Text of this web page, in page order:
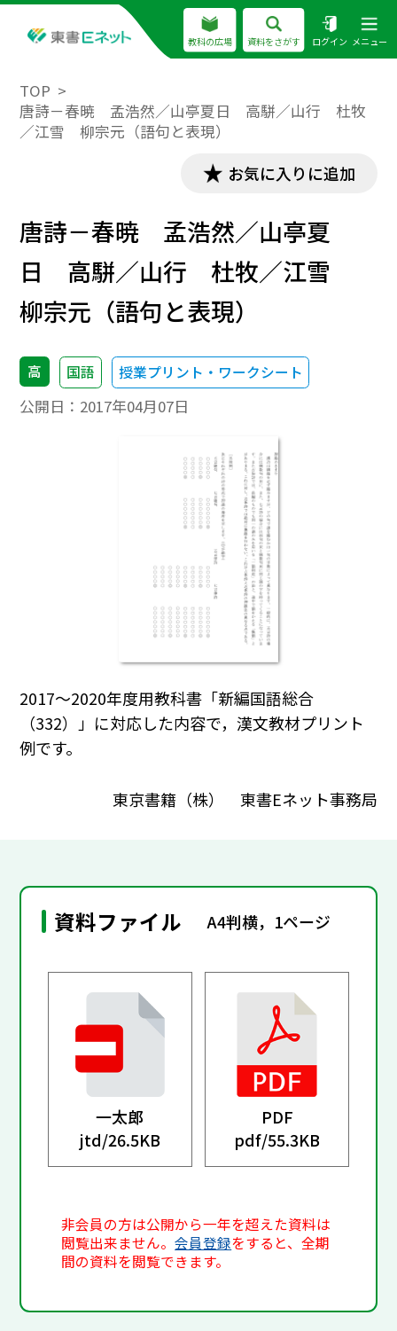
教科の広場 資料をさがす ログイン メニュー
TOP
唐詩－春暁 孟浩然／山亭夏日 高駢／山行 杜牧
／江雪 柳宗元（語句と表現）
お気に入りに追加
唐詩－春暁 孟浩然／山亭夏
日 高駢／山行 杜牧／江雪
柳宗元（語句と表現）
高 国語 授業プリント・ワークシート
公開日： 2017年04月07日
2017～2020年度用教科書「新編国語総合
（332）」に対応した内容で，漢文教材プリント
例です。
東京書籍（株） 東書Eネット事務局
資料ファイル A4判横，1ページ
一太郎
jtd/26.5KB
PDF
pdf/55.3KB
非会員の方は公開から一年を超えた資料は
閲覧出来ません。会員登録をすると、全期
間の資料を閲覧できます。